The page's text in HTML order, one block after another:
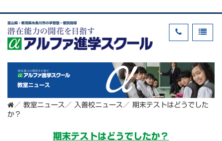
富山県・新潟県糸魚川市の学習塾・個別指導
教室ニュース
／ 教室ニュース ／ 入善校ニュース ／ 期末テストはどうでした
か？
期末テストはどうでしたか？